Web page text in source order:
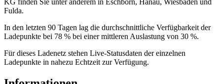
Fulda.
In den letzten 90 Tagen lag die durchschnittliche Verfügbarkeit der
Ladepunkte bei 78 % bei einer mittleren Auslastung von 30 %.
Für dieses Ladenetz stehen Live-Statusdaten der einzelnen
Ladepunkte in nahezu Echtzeit zur Verfügung.